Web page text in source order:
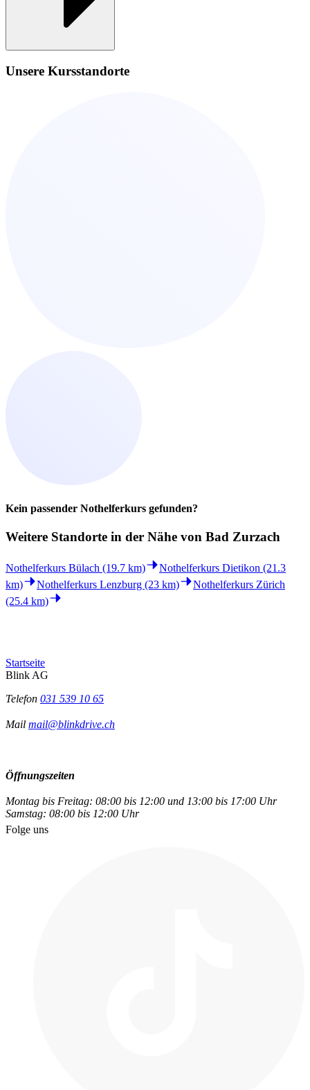
Unsere Kursstandorte
Kein passender Nothelferkurs gefunden?
Weitere Standorte in der Nähe von Bad Zurzach
Nothelferkurs Bülach (19.7 km)
Nothelferkurs Dietikon (21.3
km)
Nothelferkurs Lenzburg (23 km)
Nothelferkurs Zürich
(25.4 km)
Startseite
Blink AG
Telefon 031 539 10 65
Mail mail@blinkdrive.ch
Öffnungszeiten
Montag bis Freitag: 08:00 bis 12:00 und 13:00 bis 17:00 Uhr
Samstag: 08:00 bis 12:00 Uhr
Folge uns